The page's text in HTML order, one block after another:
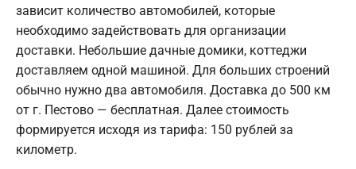
зависит количество автомобилей, которые
необходимо задействовать для организации
доставки. Небольшие дачные домики, коттеджи
доставляем одной машиной. Для больших строений
обычно нужно два автомобиля. Доставка до 500 км
от г. Пестово — бесплатная. Далее стоимость
формируется исходя из тарифа: 150 рублей за
километр.